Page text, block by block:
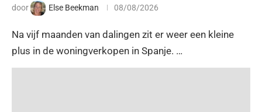
door Else Beekman 08/08/2026
Na vijf maanden van dalingen zit er weer een kleine
plus in de woningverkopen in Spanje. …